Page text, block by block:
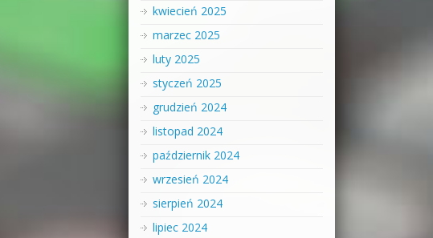
kwiecień 2025
marzec 2025
luty 2025
styczeń 2025
grudzień 2024
listopad 2024
październik 2024
wrzesień 2024
sierpień 2024
lipiec 2024